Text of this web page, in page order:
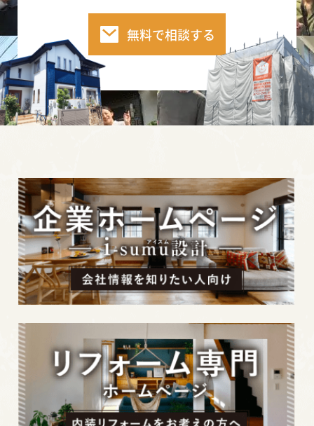
無料で相談する